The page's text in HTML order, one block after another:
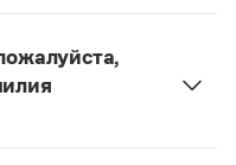
актуален.
нормативных
указан глагол
в разных
(и мужская, и